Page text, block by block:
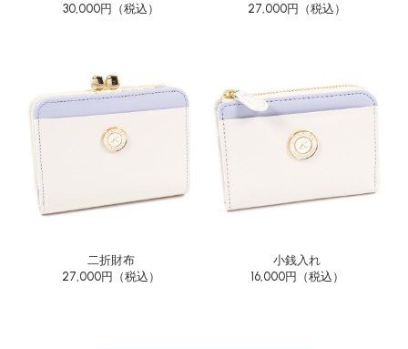
30,000円（税込）
27,000円（税込）
二折財布
27,000円（税込）
小銭入れ
16,000円（税込）